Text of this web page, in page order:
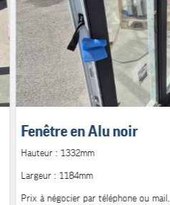
Fenêtre en Alu noir
Hauteur : 1332mm
Largeur : 1184mm
Prix à négocier par téléphone ou mail.